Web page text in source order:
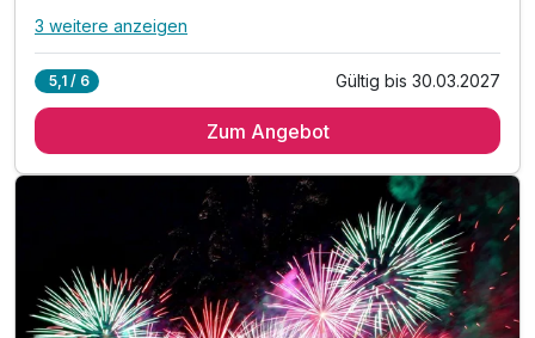
Alle Inklusivleistungen
3 x reichhaltiges Frühstück vom Buffet
1 x Welcome Drink an der Bar
inkl. Nutzung des Fitnessraumes
inkl. Entspannungszeit in unsere Sauna
inkl. WLAN
3 weitere anzeigen
5,1 / 6 Gültig bis 30.03.2027
Zum Angebot